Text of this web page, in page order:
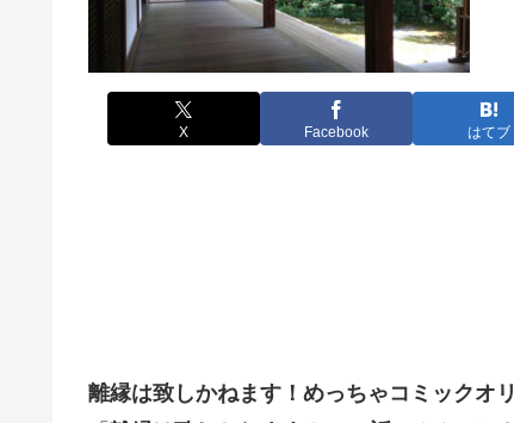
X Facebook はてブ
離縁は致しかねます！ めっちゃコミックオ